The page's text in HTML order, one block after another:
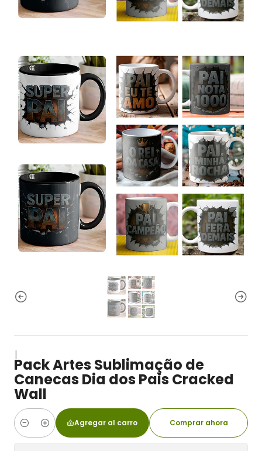
|
Pack Artes Sublimação de
Canecas Dia dos Pais Cracked
Wall
Cantidad
Agregar al carro Comprar ahora